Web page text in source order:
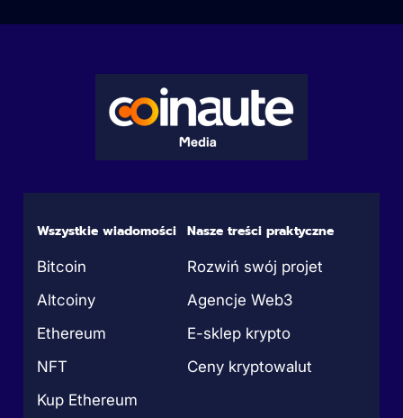
Wszystkie wiadomości
Bitcoin
Altcoiny
Ethereum
NFT
Kup Ethereum
Nasze treści praktyczne
Rozwiń swój projet
Agencje Web3
E-sklep krypto
Ceny kryptowalut